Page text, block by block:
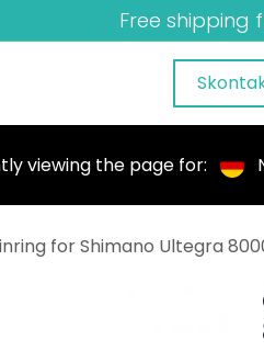
Free shipping
viewing the page for:
for Shimano Ultegra